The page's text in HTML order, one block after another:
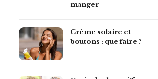
manger
Crème solaire et
boutons : que faire ?